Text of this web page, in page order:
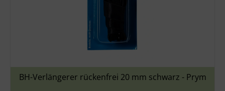
BH-Verlängerer rückenfrei 20 mm schwarz - Prym